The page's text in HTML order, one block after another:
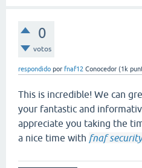
0
votos
respondido por fnaf12 Conocedor (1k
This is incredible! We can
your fantastic and
appreciate you taking the
a nice time with fnaf